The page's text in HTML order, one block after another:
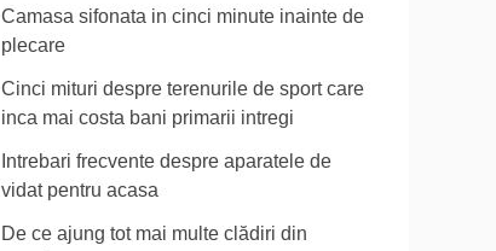
Camasa sifonata in cinci minute inainte de
plecare
Cinci mituri despre terenurile de sport care
inca mai costa bani primarii intregi
Intrebari frecvente despre aparatele de
vidat pentru acasa
De ce ajung tot mai multe clădiri din